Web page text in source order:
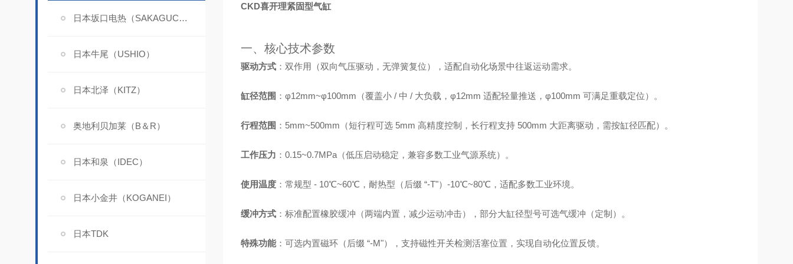
日本坂口电热（SAKAGUCHI）
日本牛尾（USHIO）
日本北泽（KITZ）
奥地利贝加莱（B＆R）
日本和泉（IDEC）
日本小金井（KOGANEI）
日本TDK
CKD喜开理紧固型气缸
一、核心技术参数
驱动方式：双作用（双向气压驱动，无弹簧复位），适配自动化场景中往返运动需求。
缸径范围 ：φ12mm~φ100mm（覆盖小 / 中 / 大负载，φ12mm 适配轻量推送，φ100mm 可满足重载定位）。
行程范围 ：5mm~500mm（短行程可选 5mm 高精度控制，长行程支持 500mm 大距离驱动，需按缸径匹配）。
工作压力 ：0.15~0.7MPa（低压启动稳定，兼容多数工业气源系统）。
使用温度：常规型 - 10℃~60℃，耐热型（后缀 “-T"）-10℃~80℃，适配多数工业环境。
缓冲方式：标准配置橡胶缓冲（两端内置，减少运动冲击），部分大缸径型号可选气缓冲（定制）。
特殊功能：可选内置磁环（后缀 “-M"），支持磁性开关检测活塞位置，实现自动化位置反馈。